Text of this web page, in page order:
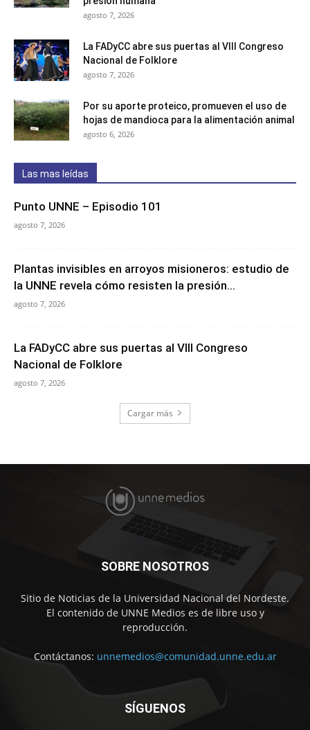
agosto 7, 2026
La FADyCC abre sus puertas al VIII Congreso
Nacional de Folklore
agosto 7, 2026
Por su aporte proteico, promueven el uso de
hojas de mandioca para la alimentación animal
agosto 6, 2026
Las mas leídas
Punto UNNE – Episodio 101
agosto 7, 2026
Plantas invisibles en arroyos misioneros: estudio de
la UNNE revela cómo resisten la presión...
agosto 7, 2026
La FADyCC abre sus puertas al VIII Congreso
Nacional de Folklore
agosto 7, 2026
Cargar más
SOBRE NOSOTROS
Sitio de Noticias de la Universidad Nacional del Nordeste.
El contenido de UNNE Medios es de libre uso y
reproducción.
Contáctanos: unnemedios@comunidad.unne.edu.ar
SÍGUENOS